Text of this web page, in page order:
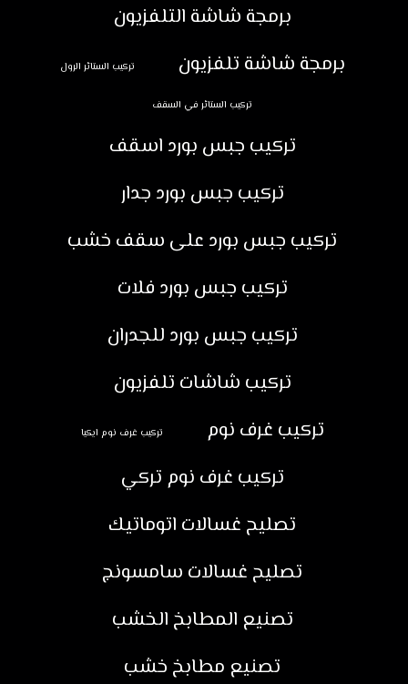
برمجة شاشة التلفزيون
برمجة شاشة تلفزيون
تركيب الستائر الرول
تركيب الستائر في السقف
تركيب جبس بورد اسقف
تركيب جبس بورد جدار
تركيب جبس بورد على سقف خشب
تركيب جبس بورد فلات
تركيب جبس بورد للجدران
تركيب شاشات تلفزيون
تركيب غرف نوم
تركيب غرف نوم ايكيا
تركيب غرف نوم تركي
تصليح غسالات اتوماتيك
تصليح غسالات سامسونج
تصنيع المطابخ الخشب
تصنيع مطابخ خشب